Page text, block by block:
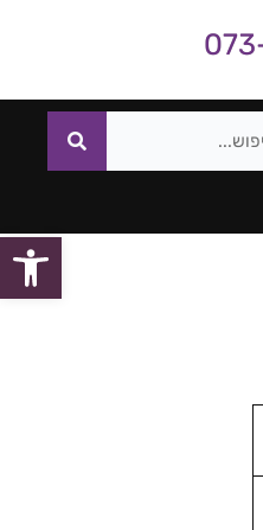
פתח